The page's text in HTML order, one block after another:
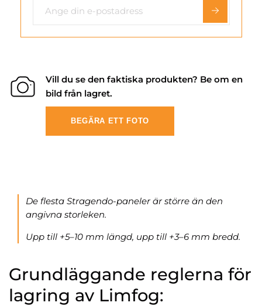
Vill du se den faktiska produkten? Be om en
bild från lagret.
BEGÄRA ETT FOTO
De flesta Stragendo-paneler är större än den
angivna storleken.
Upp till +5–10 mm längd, upp till +3–6 mm bredd.
Grundläggande reglerna för
lagring av Limfog: